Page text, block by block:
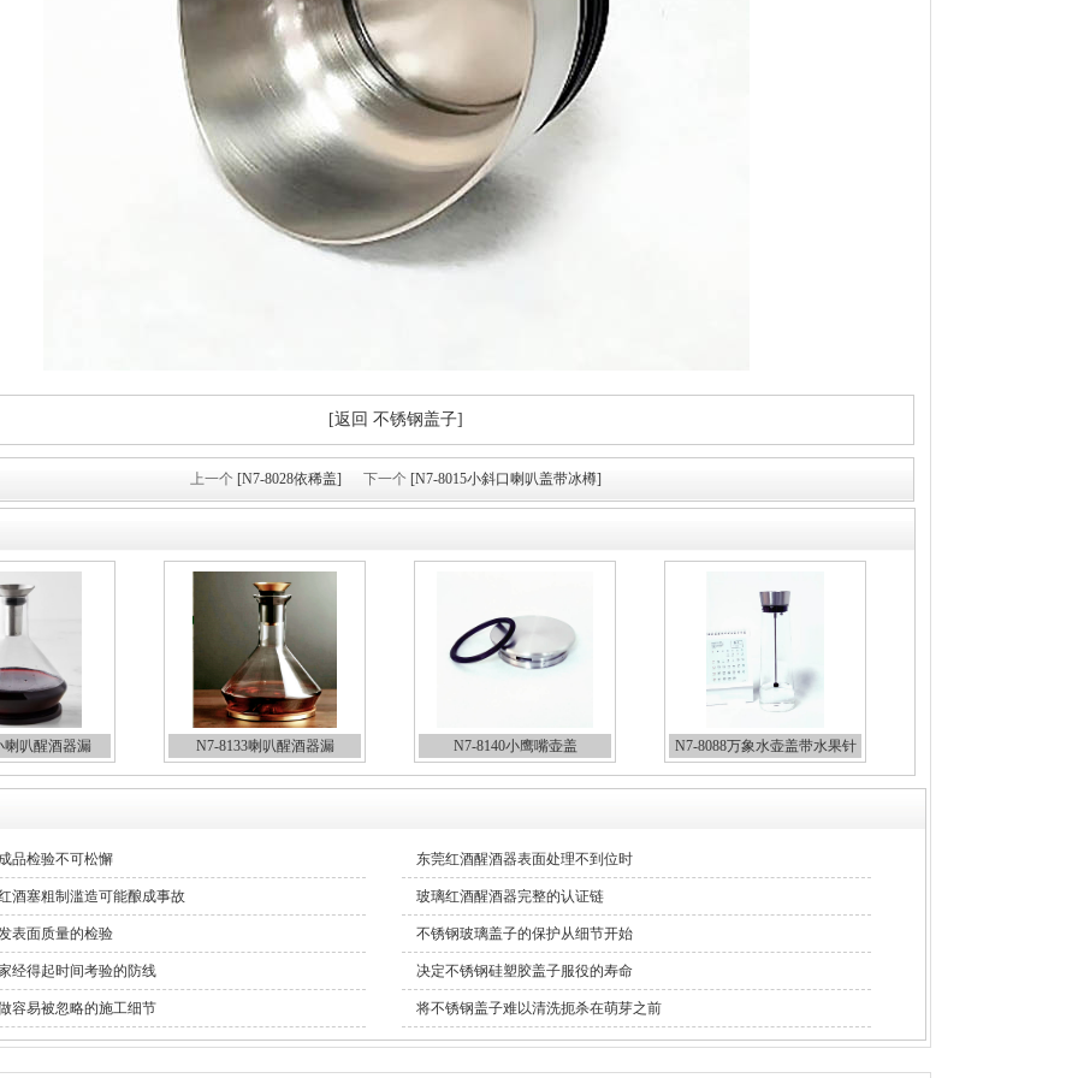
[返回 不锈钢盖子]
上一个 [N7-8028依稀盖] 下一个 [N7-8015小斜口喇叭盖带冰樽]
喇叭醒酒器漏 N7-8133喇叭醒酒器漏 N7-8140小鹰嘴壶盖 N7-8088万象水壶盖带水果针
品检验不可松懈 东莞红酒醒酒器表面处理不到位时
酒塞粗制滥造可能酿成事故 玻璃红酒醒酒器完整的认证链
表面质量的检验 不锈钢玻璃盖子的保护从细节开始
经得起时间考验的防线 决定不锈钢硅塑胶盖子服役的寿命
容易被忽略的施工细节 将不锈钢盖子难以清洗扼杀在萌芽之前